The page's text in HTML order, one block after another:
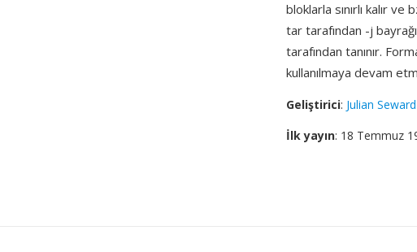
bloklarla sınırlı kalır
tar tarafından -j
tarafından tanınır.
kullanılmaya devam
Geliştirici: Julian Seward
İlk yayın: 18 Temmuz